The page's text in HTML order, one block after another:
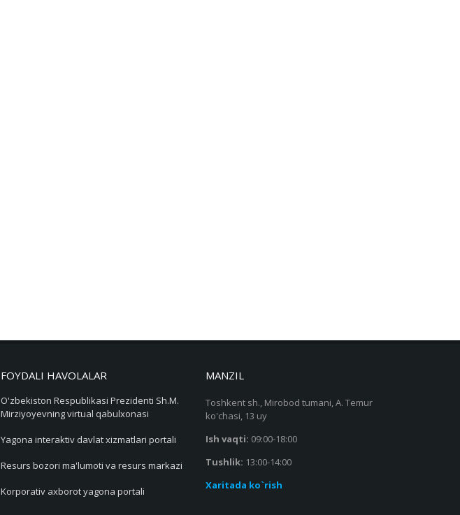
FOYDALI HAVOLALAR
O'zbekiston Respublikasi Prezidenti Sh.M.
Mirziyoyevning virtual qabulxonasi
Yagona interaktiv davlat xizmatlari portali
Resurs bozori ma'lumoti va resurs markazi
Korporativ axborot yagona portali
MANZIL
Toshkent sh., Mirobod tumani, A. Temur
ko'chasi, 13 uy
Ish vaqti: 09:00-18:00
Tushlik: 13:00-14:00
Xaritada ko`rish